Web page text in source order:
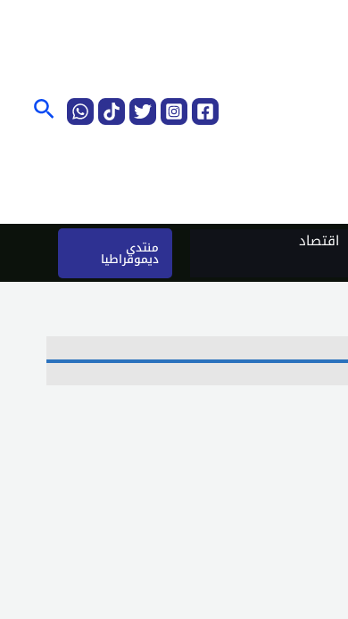
اقتصاد
منتدى
ديموقراطيا